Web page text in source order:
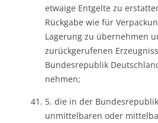
etwaige Entgelte zu
Rückgabe wie für
Lagerung zu übernehmen
zurückgerufenen
Bundesrepublik
nehmen;
5. die in der
unmittelbaren oder